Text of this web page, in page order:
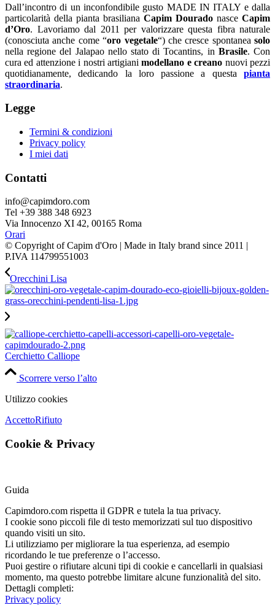
Dall’incontro di un inconfondibile gusto MADE IN ITALY e dalla
particolarità della pianta brasiliana Capim Dourado nasce Capim
d’Oro. Lavoriamo dal 2011 per valorizzare questa fibra naturale
(conosciuta anche come “oro vegetale“) che cresce spontanea solo
nella regione del Jalapao nello stato di Tocantins, in Brasile. Con
cura ed attenzione i nostri artigianimodellano e creano nuovi pezzi
quotidianamente, dedicando la loro passione a questa pianta
straordinaria.
Legge
Termini & condizioni
Privacy policy
I miei dati
Contatti
info@capimdoro.com
Tel +39 388 348 6923
Via Innocenzo XI 42, 00165 Roma
Orari
© Copyright of Capim d'Oro | Made in Italy brand since 2011 |
P.IVA 114799551003
Orecchini Lisa
Cerchietto Calliope
Scorrere verso l’alto
Utilizzo cookies
AccettoRifiuto
Cookie & Privacy
Guida
Capimdoro.com rispetta il GDPR e tutela la tua privacy.
I cookie sono piccoli file di testo memorizzati sul tuo dispositivo
quando visiti un sito.
Li utilizziamo per migliorare la tua esperienza, ad esempio
ricordando le tue preferenze o l’accesso.
Puoi gestire o rifiutare alcuni tipi di cookie e cancellarli in qualsiasi
momento, ma questo potrebbe limitare alcune funzionalità del sito.
Dettagli completi:
Privacy policy